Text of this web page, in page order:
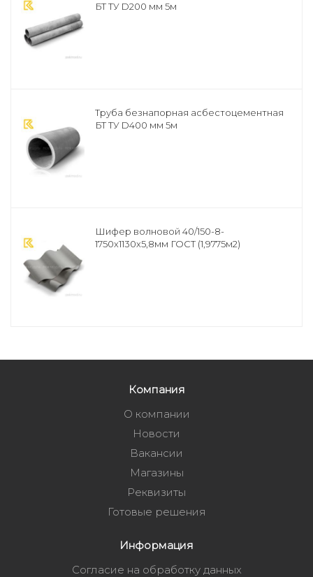
БТ ТУ D200 мм 5м
Труба безнапорная асбестоцементная
БТ ТУ D400 мм 5м
Шифер волновой 40/150-8-
1750х1130х5,8мм ГОСТ (1,9775м2)
Компания
О компании
Новости
Вакансии
Магазины
Реквизиты
Готовые решения
Информация
Согласие на обработку данных